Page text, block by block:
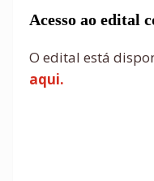
Acesso ao edital
O edital está
aqui.